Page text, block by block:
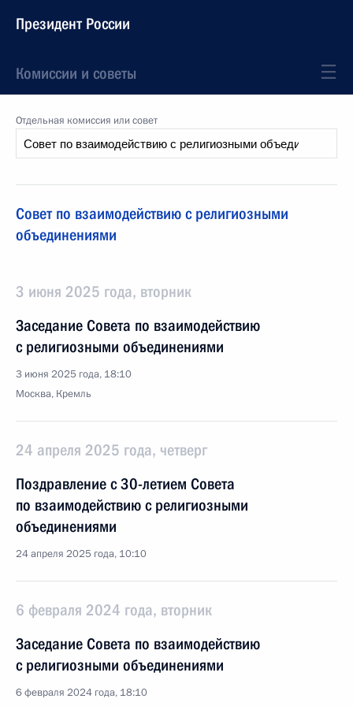
Президент России
Комиссии и советы
Отдельная комиссия или совет
Совет по взаимодействию с религиозными
объединениями
3 июня 2025 года, вторник
Заседание Совета по взаимодействию
с религиозными объединениями
3 июня 2025 года, 18:10
Москва, Кремль
24 апреля 2025 года, четверг
Поздравление с 30-летием Совета
по взаимодействию с религиозными
объединениями
24 апреля 2025 года, 10:10
6 февраля 2024 года, вторник
Заседание Совета по взаимодействию
с религиозными объединениями
6 февраля 2024 года, 18:10